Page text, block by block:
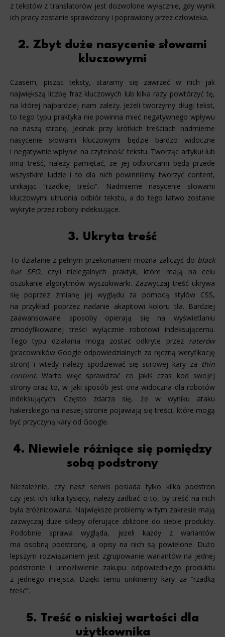
z tekstów z translatorów jest dozwolone wyłącznie, gdy wynik
ich pracy zostanie sprawdzony i poprawiony przez człowieka.
2. Zbyt duże nasycenie słowami
kluczowymi
Czasem, pisząc teksty, staramy się zawrzeć w nich jak
największą liczbę fraz kluczowych lub kilka razy powtórzyć tę,
na której najbardziej nam zależy. Jeżeli tworzymy długi tekst,
to tego typu praktyka nie powinna mieć negatywnego wpływu
na naszą stronę. Jednak przy krótkich treściach nadmierne
nasycenie słowami kluczowymi będzie bardzo widoczne
i negatywnie wpłynie na czytelność tekstu. Tworząc artykuł lub
inną treść, należy pamiętać, że jej odbiorcami będą przede
wszystkim ludzie i to dla nich powinniśmy tworzyć content,
unikając “rzadkiej treści”. Nadmierne nasycenie słowami
kluczowymi utrudnia odbiór tekstu, a do tego łatwo zostanie
wykryte przez roboty indeksujące.
3. Ukryta treść
To działanie z pełnym przekonaniem można zaliczyć do black
hat SEO, czyli nielegalnych praktyk, które mają na celu
oszukanie algorytmów wyszukiwarki. Zazwyczaj treść ukrywa
się poprzez zmianę jej wyglądu za pomocą stylów CSS,
na przykład poprzez nadanie akapitowi koloru tła. Bardziej
zaawansowane sposoby opierają się na wyświetlaniu
zmodyfikowanej treści wyłącznie robotowi indeksującemu.
Tego typu działania mogą zostać odkryte przez raterów
(pracowników Google odpowiedzialnych za ręczną weryfikację
stron) i wtedy należy spodziewać się surowej kary za thin
content. Warto więc sprawdzać co jakiś czas kod swojej
strony oraz to, w jaki sposób jest ona widoczna dla robotów
indeksujących. Często zdarza się, że w wyniku ataku
hakerskiego na naszej stronie pojawiają się treści, które mogą
być przyczyną kary od Google.
4. Niewiele różniące się pomiędzy
sobą podstrony
Niezależnie, czy nasz serwis posiada tylko kilka podstron
czy jest ich kilka tysięcy, należy zadbać o to, by treść na nich
była zróżnicowana. Największe problemy w tym zakresie mają
zazwyczaj duże sklepy oferujące zbliżone do siebie produkty.
Podobnie sprawa wygląda, jeżeli każdy z wariantów
ma osobną podstronę, a opisy na nich są powielone. Dużo
lepszym rozwiązaniem jest zgrupowanie wariantów na jednej
podstronie i umożliwienie zakupu odpowiedniego produktu
z jednego miejsca. Dzięki temu unikniemy kary za “rzadką
treść”.
5. Treść o niskiej wartości dla
użytkownika